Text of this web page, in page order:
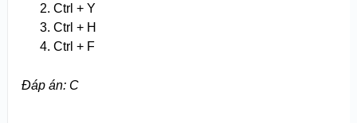
Ctrl + Y
Ctrl + H
Ctrl + F
Đáp án: C